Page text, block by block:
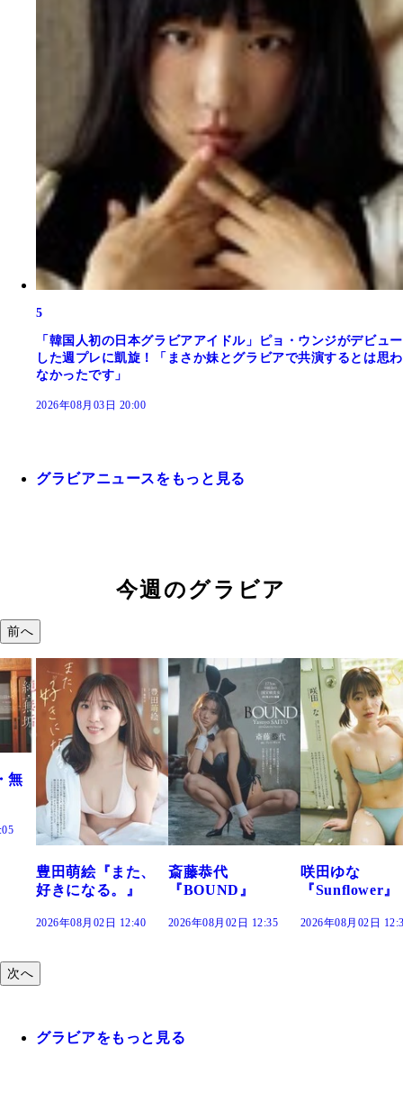
5
「韓国人初の日本グラビアアイドル」ピョ・ウンジがデビュー
した週プレに凱旋！「まさか妹とグラビアで共演するとは思わ
なかったです」
2026年08月03日 20:00
グラビアニュースをもっと見る
今週のグラビア
前へ
斎藤恭代
『BOUND』
2026年08月02日 12:35
咲田ゆな
『Sunflower』
2026年08月02日 12:30
藤水咲桜『花
だまり』
2026年08月02日
次へ
グラビアをもっと見る